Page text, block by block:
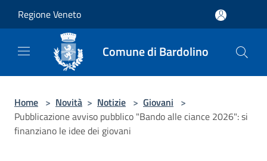
Regione Veneto
Comune di Bardolino
Home > Novità > Notizie > Giovani >
Pubblicazione avviso pubblico "Bando alle ciance 2026": si
finanziano le idee dei giovani